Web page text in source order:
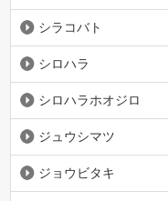
シラコバト
シロハラ
シロハラホオジロ
ジュウシマツ
ジョウビタキ